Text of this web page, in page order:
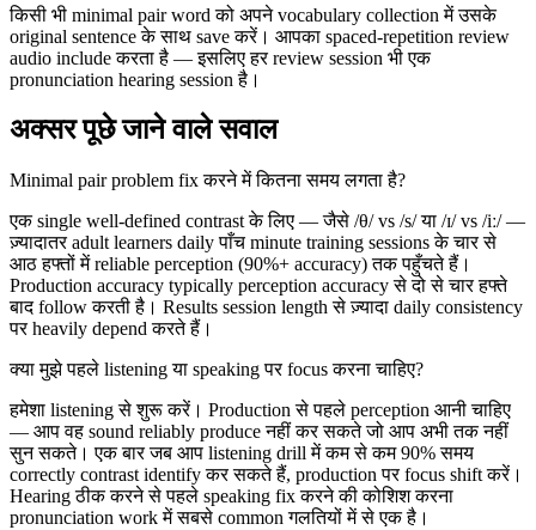
किसी भी minimal pair word को अपने vocabulary collection में उसके
original sentence के साथ save करें। आपका spaced-repetition review
audio include करता है — इसलिए हर review session भी एक
pronunciation hearing session है।
अक्सर पूछे जाने वाले सवाल
Minimal pair problem fix करने में कितना समय लगता है?
एक single well-defined contrast के लिए — जैसे /θ/ vs /s/ या /ɪ/ vs /iː/ —
ज़्यादातर adult learners daily पाँच minute training sessions के चार से
आठ हफ्तों में reliable perception (90%+ accuracy) तक पहुँचते हैं।
Production accuracy typically perception accuracy से दो से चार हफ्ते
बाद follow करती है। Results session length से ज़्यादा daily consistency
पर heavily depend करते हैं।
क्या मुझे पहले listening या speaking पर focus करना चाहिए?
हमेशा listening से शुरू करें। Production से पहले perception आनी चाहिए
— आप वह sound reliably produce नहीं कर सकते जो आप अभी तक नहीं
सुन सकते। एक बार जब आप listening drill में कम से कम 90% समय
correctly contrast identify कर सकते हैं, production पर focus shift करें।
Hearing ठीक करने से पहले speaking fix करने की कोशिश करना
pronunciation work में सबसे common गलतियों में से एक है।